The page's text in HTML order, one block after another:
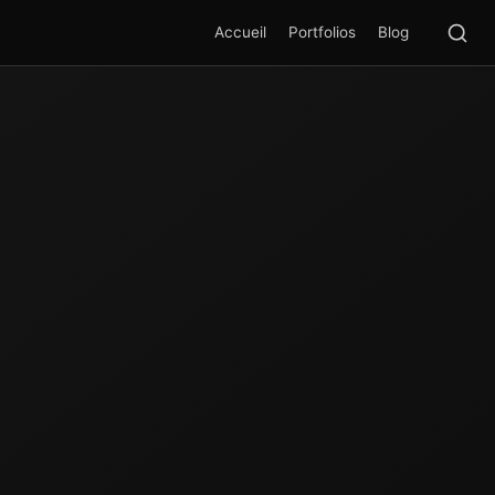
Accueil Portfolios Blog